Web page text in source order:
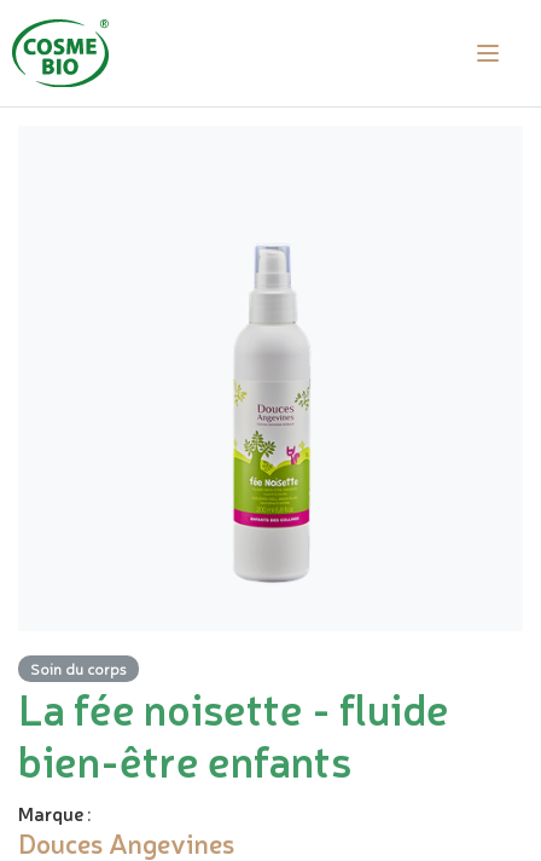
Soin du corps
La fée noisette - fluide
bien-être enfants
Marque:
Douces Angevines